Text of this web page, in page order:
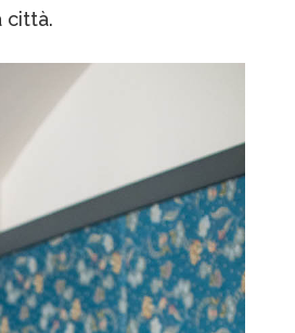
città.